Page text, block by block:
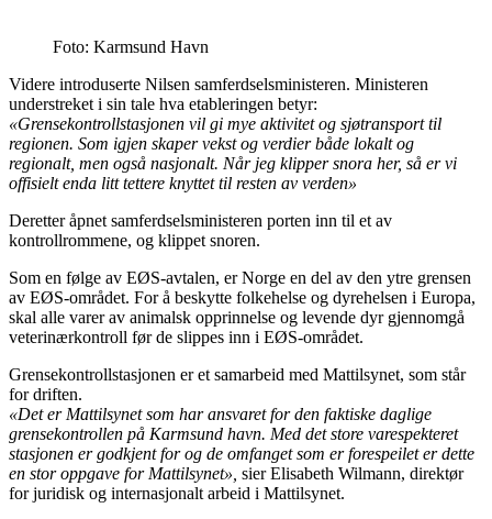
Foto: Karmsund Havn
Videre introduserte Nilsen samferdselsministeren. Ministeren
understreket i sin tale hva etableringen betyr:
«Grensekontrollstasjonen vil gi mye aktivitet og sjøtransport til
regionen. Som igjen skaper vekst og verdier både lokalt og
regionalt, men også nasjonalt. Når jeg klipper snora her, så er vi
offisielt enda litt tettere knyttet til resten av verden»
Deretter åpnet samferdselsministeren porten inn til et av
kontrollrommene, og klippet snoren.
Som en følge av EØS-avtalen, er Norge en del av den ytre grensen
av EØS-området. For å beskytte folkehelse og dyrehelsen i Europa,
skal alle varer av animalsk opprinnelse og levende dyr gjennomgå
veterinærkontroll før de slippes inn i EØS-området.
Grensekontrollstasjonen er et samarbeid med Mattilsynet, som står
for driften.
«Det er Mattilsynet som har ansvaret for den faktiske daglige
grensekontrollen på Karmsund havn. Med det store varespekteret
stasjonen er godkjent for og de omfanget som er forespeilet er dette
en stor oppgave for Mattilsynet», sier Elisabeth Wilmann, direktør
for juridisk og internasjonalt arbeid i Mattilsynet.